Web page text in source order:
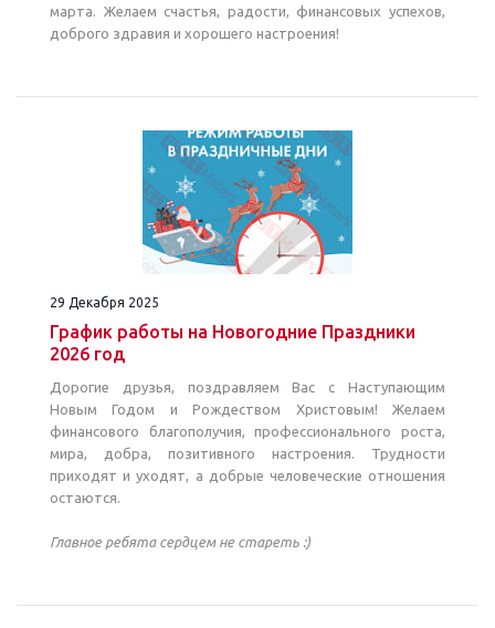
марта. Желаем счастья, радости, финансовых успехов,
доброго здравия и хорошего настроения!
29 Декабря 2025
График работы на Новогодние Праздники
2026 год
Дорогие друзья, поздравляем Вас с Наступающим
Новым Годом и Рождеством Христовым! Желаем
финансового благополучия, профессионального роста,
мира, добра, позитивного настроения. Трудности
приходят и уходят, а добрые человеческие отношения
остаются.
Главное ребята сердцем не стареть :)